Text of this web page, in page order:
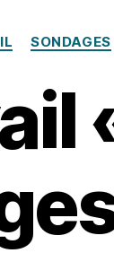
SONDAGES